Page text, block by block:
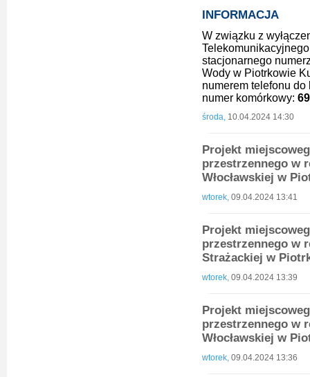
INFORMACJA
W związku z
stacjonarnego
Wody w Piotrkowie
numerem telefonu do
numer komórkowy:
środa, 10.04.2024 14:30
Projekt
przestrzennego w
Włocławskiej w
wtorek, 09.04.2024 13:41
Projekt
przestrzennego w
Strażackiej w
wtorek, 09.04.2024 13:39
Projekt
przestrzennego w
Włocławskiej w
wtorek, 09.04.2024 13:36